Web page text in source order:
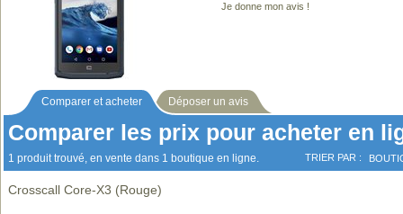
Je donne mon avis !
Comparer et acheter Déposer un avis
Comparer les prix pour acheter en
1 produit trouvé, en vente dans 1 boutique en ligne. TRIER PAR :
Crosscall Core-X3 (Rouge)